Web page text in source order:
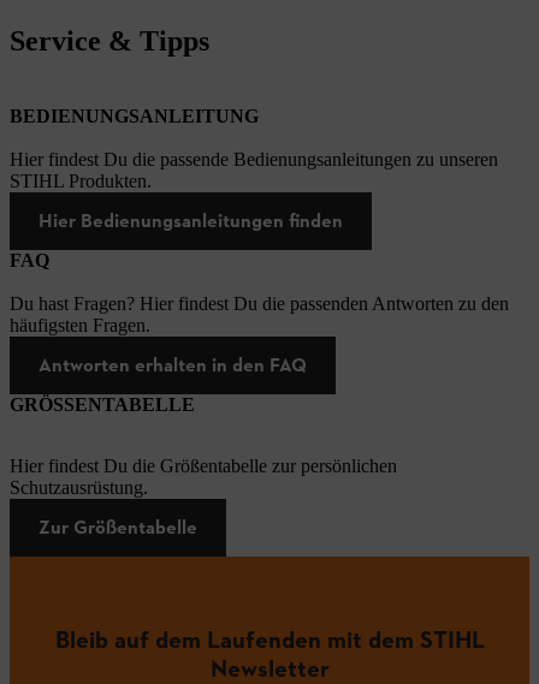
Service & Tipps
BEDIENUNGSANLEITUNG
Hier findest Du die passende Bedienungsanleitungen zu unseren
STIHL Produkten.
Hier Bedienungsanleitungen finden
FAQ
Du hast Fragen? Hier findest Du die passenden Antworten zu den
häufigsten Fragen.
Antworten erhalten in den FAQ
GRÖSSENTABELLE
Hier findest Du die Größentabelle zur persönlichen
Schutzausrüstung.
Zur Größentabelle
Bleib auf dem Laufenden mit dem STIHL
Newsletter